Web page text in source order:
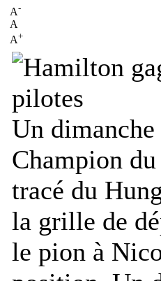
A-
A
A+
Un
Champion
tracé du
la grille de
le pion à